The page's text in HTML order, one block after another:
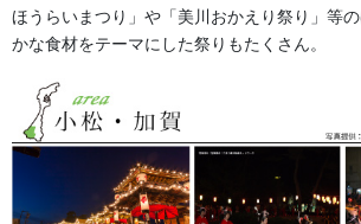
・販売元：丸吾
・取り寄せ商品になります
ほうらいまつり」や「美川おかえり祭り」等
かな食材をテーマにした祭りもたくさん。